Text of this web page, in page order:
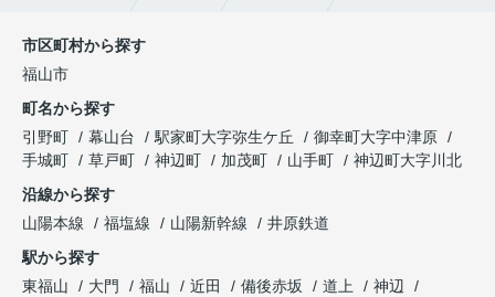
市区町村から探す
福山市
町名から探す
引野町
幕山台 駅家町大字弥生ケ丘
御幸町大字中津原
手城町
草戸町 神辺町 加茂町 山手町
神辺町大字川北
沿線から探す
山陽本線
福塩線 山陽新幹線
井原鉄道
駅から探す
東福山
大門 福山 近田 備後赤坂 道上
神辺